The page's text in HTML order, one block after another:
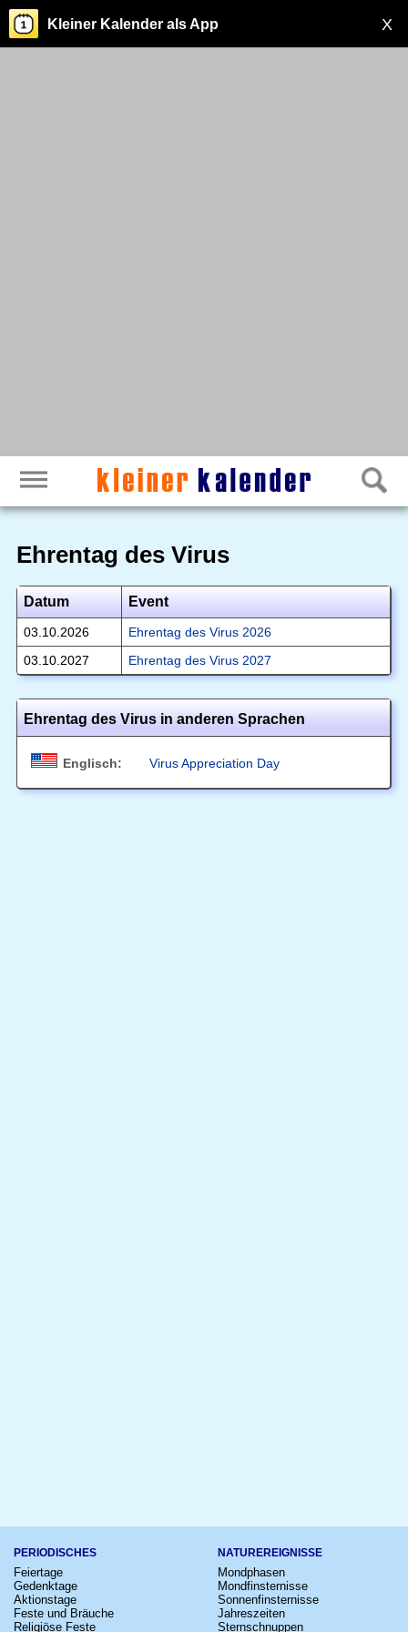
X
Kleiner Kalender als App
Ehrentag des Virus
Datum Event
03.10.2026
Ehrentag des Virus 2026
03.10.2027
Ehrentag des Virus 2027
Ehrentag des Virus in anderen Sprachen
Englisch: Virus Appreciation Day
PERIODISCHES
Feiertage
Gedenktage
Aktionstage
Feste und Bräuche
Religiöse Feste
NATUREREIGNISSE
Mondphasen
Mondfinsternisse
Sonnenfinsternisse
Jahreszeiten
Sternschnuppen